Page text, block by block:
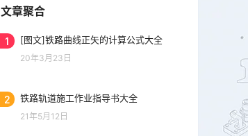
文章聚合
1 [图文]铁路曲线正矢的计算公式大全
20年3月23日
2 铁路轨道施工作业指导书大全
21年5月12日